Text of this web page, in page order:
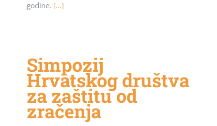
godine. [...]
Simpozij
Hrvatskog društva
za zaštitu od
zračenja